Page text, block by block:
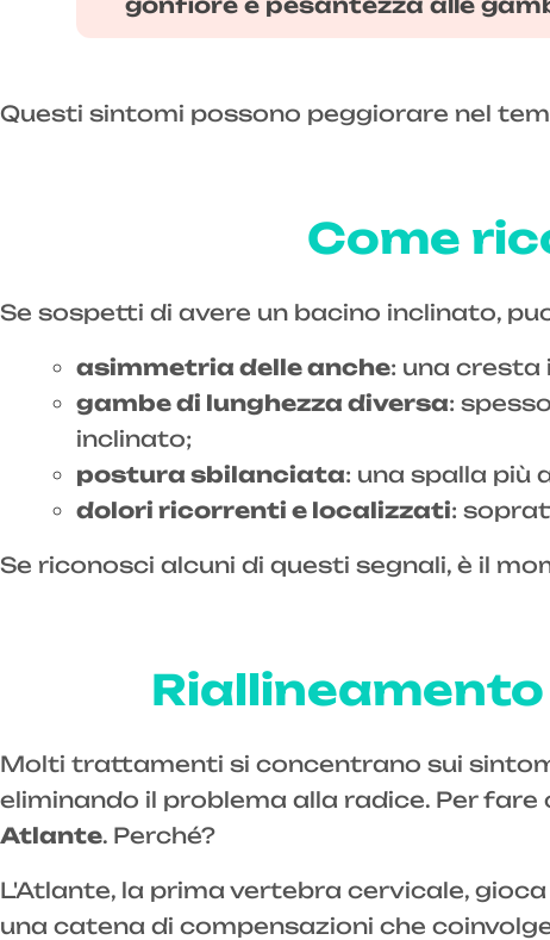
Questi sintomi possono peggiorare nel
Come
Se sospetti di avere un bacino inclinato,
asimmetria delle anche: una
gambe di lunghezza diversa:
inclinato;
postura sbilanciata: una spalla più
dolori ricorrenti e localizzati:
Se riconosci alcuni di questi segnali, è il
Molti trattamenti si concentrano sui
eliminando il problema alla radice. Per
Atlante. Perché?
L'Atlante, la prima vertebra cervicale,
una catena di compensazioni che